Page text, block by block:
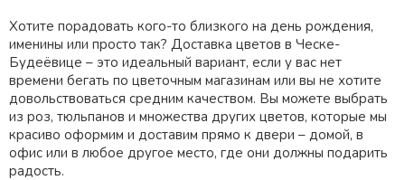
Хотите порадовать кого-то близкого на день рождения,
именины или просто так? Доставка цветов в Ческе-
Будеёвице – это идеальный вариант, если у вас нет
времени бегать по цветочным магазинам или вы не хотите
довольствоваться средним качеством. Вы можете выбрать
из роз, тюльпанов и множества других цветов, которые мы
красиво оформим и доставим прямо к двери – домой, в
офис или в любое другое место, где они должны подарить
радость.